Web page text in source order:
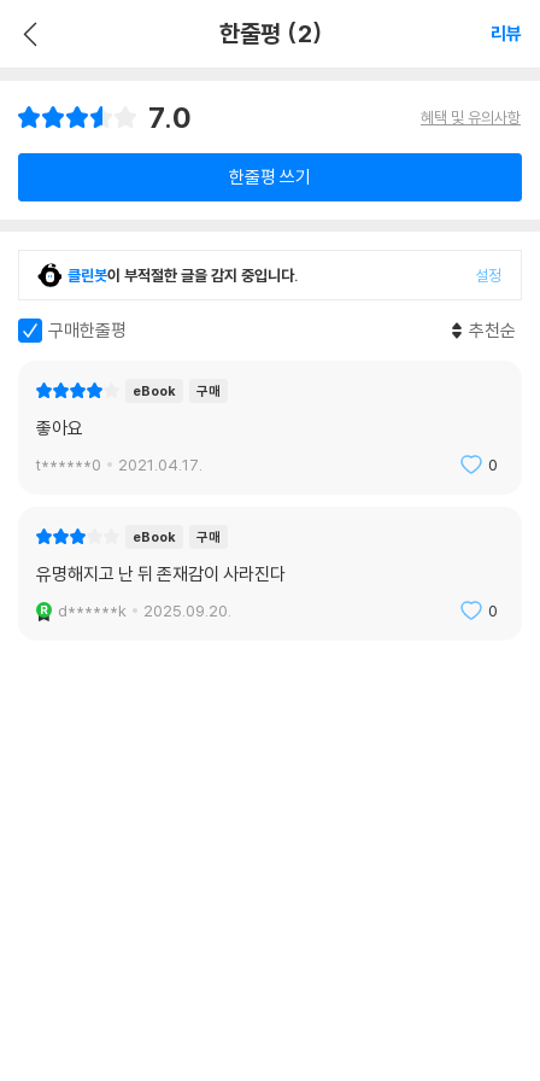
한줄평 (2) 리뷰
7.0 혜택 및 유의사항
한줄평 쓰기
클린봇이 부적절한 글을 감지 중입니다. 설정
구매한줄평 추천순
eBook 구매
좋아요
t******0 2021.04.17. 0
eBook 구매
유명해지고 난 뒤 존재감이 사라진다
d******k 2025.09.20. 0